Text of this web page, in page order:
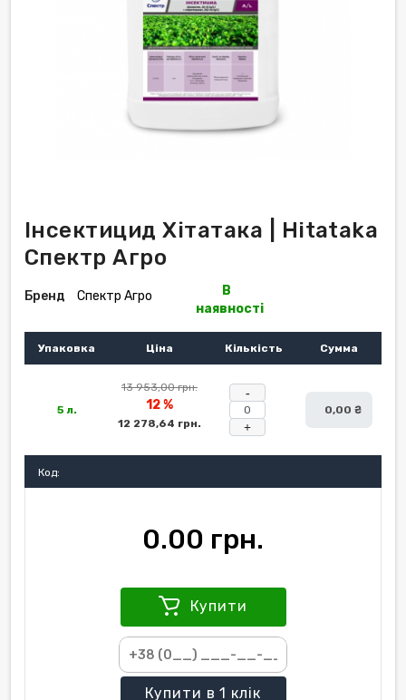
Інсектицид Хітатака | Hitataka
Спектр Агро
Бренд Спектр Агро
В
наявності
Упаковка Ціна Кількість Сумма
5 л.
13 953,00 грн.
12 %
12 278,64 грн. +
0,00 ₴
Код:
0.00 грн.
Купити
Купити в 1 клік